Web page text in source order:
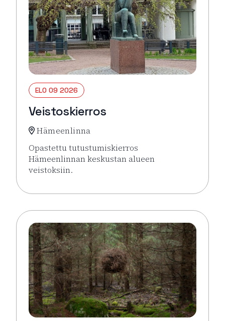
ELO 09 2026
Veistoskierros
Hämeenlinna
Opastettu tutustumiskierros
Hämeenlinnan keskustan alueen
veistoksiin.